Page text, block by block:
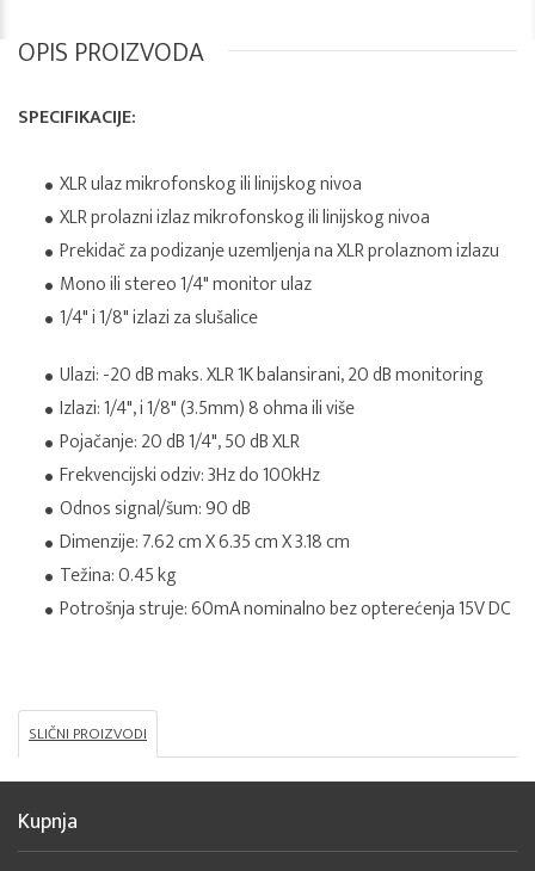
OPIS PROIZVODA
SPECIFIKACIJE:
XLR ulaz mikrofonskog ili linijskog nivoa
XLR prolazni izlaz mikrofonskog ili linijskog nivoa
Prekidač za podizanje uzemljenja na XLR prolaznom izlazu
Mono ili stereo 1/4" monitor ulaz
1/4" i 1/8" izlazi za slušalice
Ulazi: -20 dB maks. XLR 1K balansirani, 20 dB monitoring
Izlazi: 1/4", i 1/8" (3.5mm) 8 ohma ili više
Pojačanje: 20 dB 1/4", 50 dB XLR
Frekvencijski odziv: 3Hz do 100kHz
Odnos signal/šum: 90 dB
Dimenzije: 7.62 cm X 6.35 cm X 3.18 cm
Težina: 0.45 kg
Potrošnja struje: 60mA nominalno bez opterećenja 15V DC
SLIČNI PROIZVODI
Kupnja